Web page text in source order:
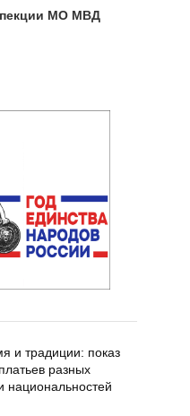
МО МВД
и традиции: показ
разных
национальностей